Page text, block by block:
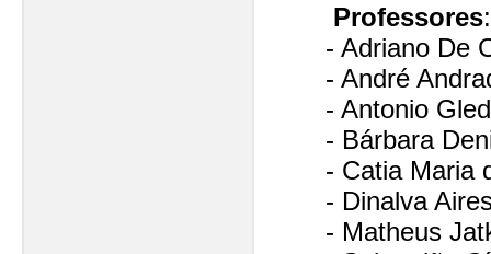
Professores:
- Adriano De
- André
- Antonio
- Bárbara
- Catia Maria
- Dinalva
- Matheus